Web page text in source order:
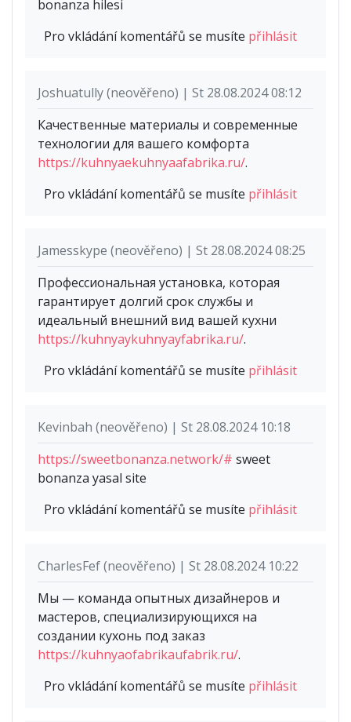
bonanza hilesi
Pro vkládání komentářů se musíte přihlásit
Joshuatully (neověřeno) | St 28.08.2024 08:12
Качественные материалы и современные
технологии для вашего комфорта
https://kuhnyaekuhnyaafabrika.ru/.
Pro vkládání komentářů se musíte přihlásit
Jamesskype (neověřeno) | St 28.08.2024 08:25
Профессиональная установка, которая
гарантирует долгий срок службы и
идеальный внешний вид вашей кухни
https://kuhnyaykuhnyayfabrika.ru/.
Pro vkládání komentářů se musíte přihlásit
Kevinbah (neověřeno) | St 28.08.2024 10:18
https://sweetbonanza.network/# sweet
bonanza yasal site
Pro vkládání komentářů se musíte přihlásit
CharlesFef (neověřeno) | St 28.08.2024 10:22
Мы — команда опытных дизайнеров и
мастеров, специализирующихся на
создании кухонь под заказ
https://kuhnyaofabrikaufabrik.ru/.
Pro vkládání komentářů se musíte přihlásit